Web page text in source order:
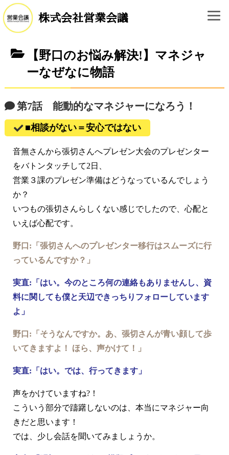
株式会社営業会議
【野口のお悩み解決!】マネジャ
ーなぜなに物語
第7話 能動的なマネジャーになろう！
■相談がない＝安心ではない
音無さんから張切さんへプレゼン大会のプレゼンター
をバトンタッチして2日、
営業３課のプレゼン準備はどうなっているんでしょう
か？
いつもの張切さんらしくない感じでしたので、心配と
いえば心配です。
野口:「張切さんへのプレゼンター移行はスムーズに行
っているんですか？」
実直:「はい。今のところ何の連絡もありませんし、資
料に関しても僕と天辺できっちりフォローしています
よ」
野口:「そうなんですか。あ、張切さんが青い顔して歩
いてきますよ！ ほら、声かけて！」
実直:「はい。では、行ってきます」
声をかけていますね?！
こういう部分で躊躇しないのは、本当にマネジャー向
きだと思います！
では、少し会話を聞いてみましょうか。